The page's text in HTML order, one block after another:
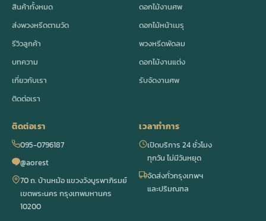
สินค้าทั้งหมด
ส่งพวงหรีดตามวัด
รีวิวลูกค้า
บทความ
เกี่ยวกับเรา
ติดต่อเรา
ดอกไม้งานศพ
ดอกไม้หน้าเมรุ
พวงหรีดพัดลม
ดอกไม้งานแต่ง
รับจัดงานศพ
ติดต่อเรา
095-0796187
@aorest
70 ถ. บ้านหม้อ แขวงวังบูรพาภิรมย์
เขตพระนคร กรุงเทพมหานคร
10200
เวลาทำการ
เปิดบริการ 24 ชั่วโมง
ทุกวัน ไม่มีวันหยุด
จัดส่งทั่วกรุงเทพฯ
และปริมณฑล